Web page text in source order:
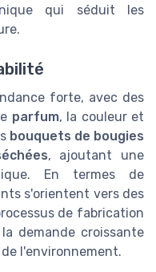
qui séduit les
forte, avec des
parfum, la couleur et
bouquets de bougies
, ajoutant une
En termes de
s'orientent vers des
de fabrication
demande croissante
l'environnement.